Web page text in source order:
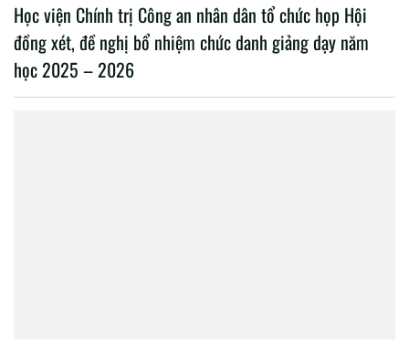
Học viện Chính trị Công an nhân dân tổ chức họp Hội
đồng xét, đề nghị bổ nhiệm chức danh giảng dạy năm
học 2025 – 2026